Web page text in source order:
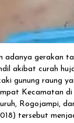
gerakan
akibat curah
gunung raung
Kecamatan di
Rogojampi,
tersebut